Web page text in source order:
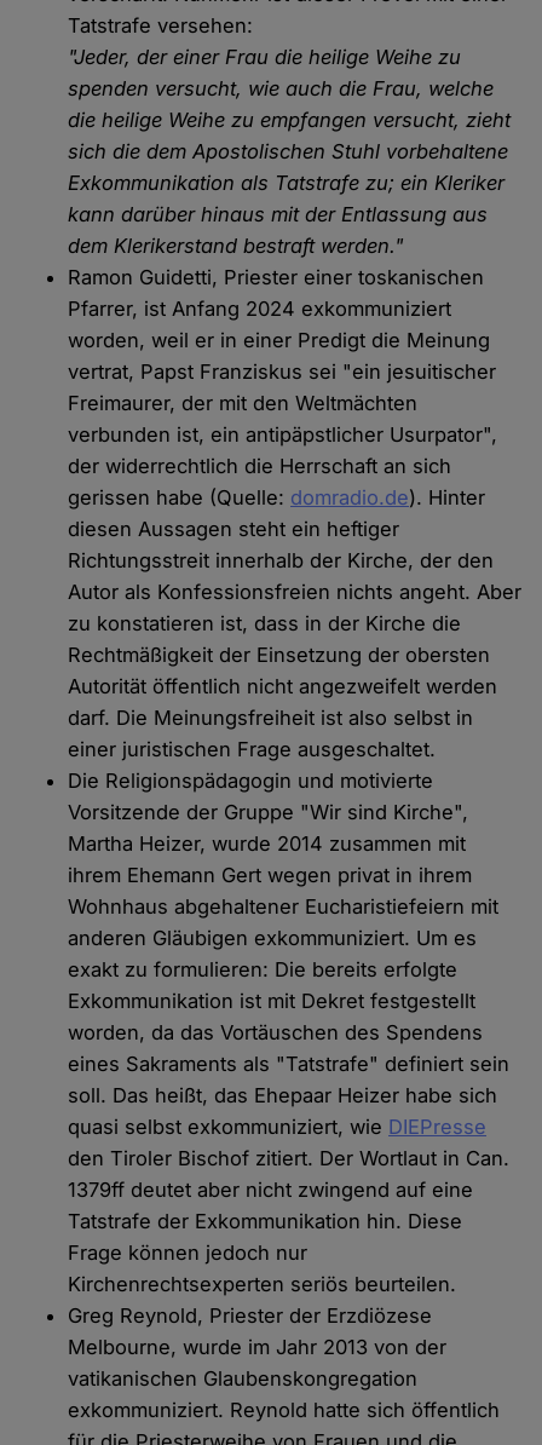
Tatstrafe versehen:
"Jeder, der einer Frau die heilige Weihe zu
spenden versucht, wie auch die Frau, welche
die heilige Weihe zu empfangen versucht, zieht
sich die dem Apostolischen Stuhl vorbehaltene
Exkommunikation als Tatstrafe zu; ein Kleriker
kann darüber hinaus mit der Entlassung aus
dem Klerikerstand bestraft werden."
Ramon Guidetti, Priester einer toskanischen
Pfarrer, ist Anfang 2024 exkommuniziert
worden, weil er in einer Predigt die Meinung
vertrat, Papst Franziskus sei "ein jesuitischer
Freimaurer, der mit den Weltmächten
verbunden ist, ein antipäpstlicher Usurpator",
der widerrechtlich die Herrschaft an sich
gerissen habe (Quelle: domradio.de). Hinter
diesen Aussagen steht ein heftiger
Richtungsstreit innerhalb der Kirche, der den
Autor als Konfessionsfreien nichts angeht. Aber
zu konstatieren ist, dass in der Kirche die
Rechtmäßigkeit der Einsetzung der obersten
Autorität öffentlich nicht angezweifelt werden
darf. Die Meinungsfreiheit ist also selbst in
einer juristischen Frage ausgeschaltet.
Die Religionspädagogin und motivierte
Vorsitzende der Gruppe "Wir sind Kirche",
Martha Heizer, wurde 2014 zusammen mit
ihrem Ehemann Gert wegen privat in ihrem
Wohnhaus abgehaltener Eucharistiefeiern mit
anderen Gläubigen exkommuniziert. Um es
exakt zu formulieren: Die bereits erfolgte
Exkommunikation ist mit Dekret festgestellt
worden, da das Vortäuschen des Spendens
eines Sakraments als "Tatstrafe" definiert sein
soll. Das heißt, das Ehepaar Heizer habe sich
quasi selbst exkommuniziert, wie DIEPresse
den Tiroler Bischof zitiert. Der Wortlaut in Can.
1379ff deutet aber nicht zwingend auf eine
Tatstrafe der Exkommunikation hin. Diese
Frage können jedoch nur
Kirchenrechtsexperten seriös beurteilen.
Greg Reynold, Priester der Erzdiözese
Melbourne, wurde im Jahr 2013 von der
vatikanischen Glaubenskongregation
exkommuniziert. Reynold hatte sich öffentlich